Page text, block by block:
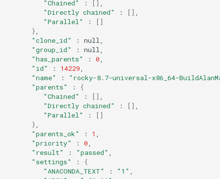
"Chained"
: []
"Directly chained"
: []
"Parallel"
:
[]
}
"clone_id"
:
"group_id"
:
"has_parents"
: 0
"id"
: 14229
"name"
:
"rocky-8.7-universal-x86_64-
"parents"
:
{
"Chained"
: []
"Directly chained"
: []
"Parallel"
:
[]
}
"parents_ok"
: 1
"priority"
: 0
"result"
: "passed"
"settings"
:
{
"ANACONDA_TEXT"
: "1"